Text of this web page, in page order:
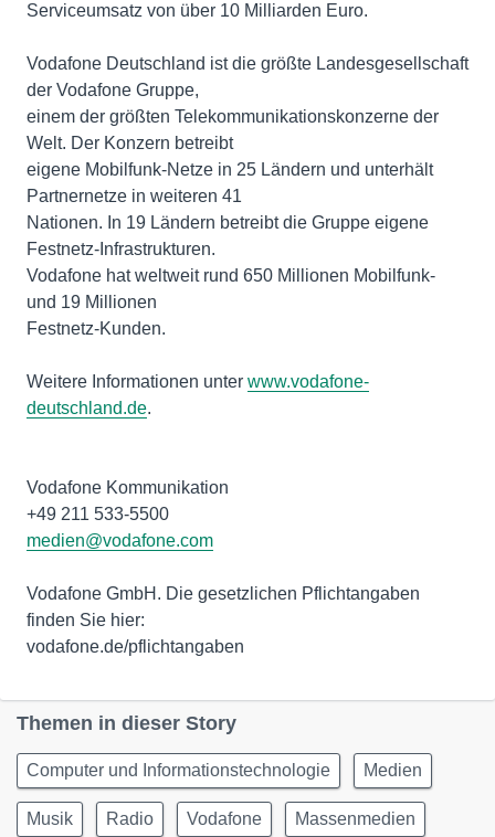
Serviceumsatz von über 10 Milliarden Euro.
Vodafone Deutschland ist die größte Landesgesellschaft
der Vodafone Gruppe,
einem der größten Telekommunikationskonzerne der
Welt. Der Konzern betreibt
eigene Mobilfunk-Netze in 25 Ländern und unterhält
Partnernetze in weiteren 41
Nationen. In 19 Ländern betreibt die Gruppe eigene
Festnetz-Infrastrukturen.
Vodafone hat weltweit rund 650 Millionen Mobilfunk-
und 19 Millionen
Festnetz-Kunden.
Weitere Informationen unter www.vodafone-
deutschland.de.
Vodafone Kommunikation
medien@vodafone.com
Vodafone GmbH. Die gesetzlichen Pflichtangaben
finden Sie hier:
vodafone.de/pflichtangaben
Themen in dieser Story
Computer und Informationstechnologie Medien
Musik Radio Vodafone Massenmedien